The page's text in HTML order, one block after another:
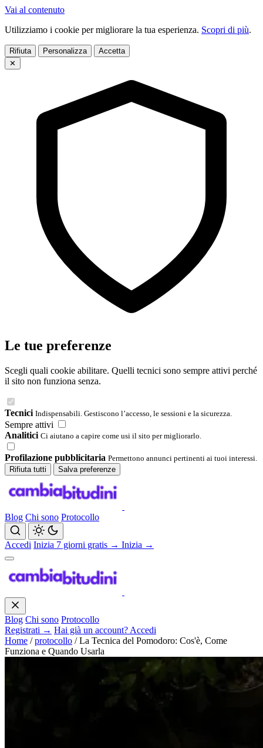
Vai al contenuto
Utilizziamo i cookie per migliorare la tua esperienza. Scopri di più.
Rifiuta Personalizza
Accetta
✕
Le tue preferenze
Scegli quali cookie abilitare. Quelli tecnici sono sempre attivi perché
il sito non funziona senza.
Tecnici Indispensabili. Gestiscono l’accesso, le sessioni e la sicurezza.
Sempre attivi
Analitici Ci aiutano a capire come usi il sito per migliorarlo.
Profilazione pubblicitaria Permettono annunci pertinenti ai tuoi interessi.
Rifiuta tutti
Salva preferenze
Blog Chi sono Protocollo
Accedi Inizia 7 giorni gratis → Inizia →
Blog Chi sono Protocollo
Registrati → Hai già un account? Accedi
Home / protocollo / La Tecnica del Pomodoro: Cos'è, Come
Funziona e Quando Usarla